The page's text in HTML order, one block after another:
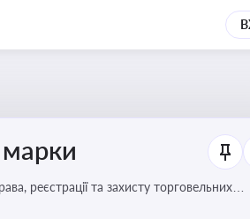
марки
реєстрації та захисту торговельних